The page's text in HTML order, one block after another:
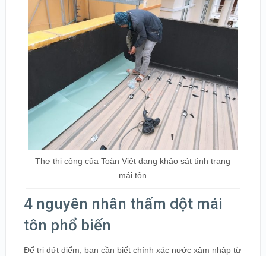
Thợ thi công của Toàn Việt đang khảo sát tình trạng
mái tôn
4 nguyên nhân thấm dột mái
tôn phổ biến
Để trị dứt điểm, bạn cần biết chính xác nước xâm nhập từ